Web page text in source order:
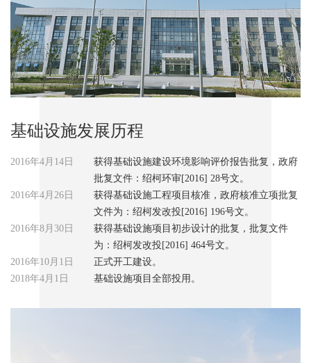
基础设施发展历程
2016年4月14日
获得基础设施建设环境影响评价报告批复，政府
批复文件：绍柯环审[2016] 28号文。
2016年4月26日
获得基础设施工程项目核准，政府核准立项批复
文件为：绍柯发改投[2016] 196号文。
2016年8月30日
获得基础设施项目初步设计的批复，批复文件
为：绍柯发改投[2016] 464号文。
2016年10月1日
正式开工建设。
2018年4月1日
基础设施项目全部投用。